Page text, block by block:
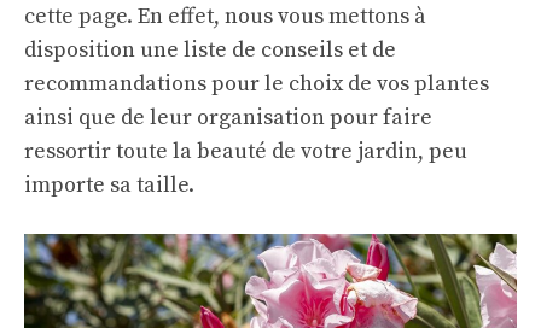
cette page. En effet, nous vous mettons à
disposition une liste de conseils et de
recommandations pour le choix de vos plantes
ainsi que de leur organisation pour faire
ressortir toute la beauté de votre jardin, peu
importe sa taille.